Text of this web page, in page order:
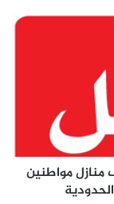
منازل مواطنين